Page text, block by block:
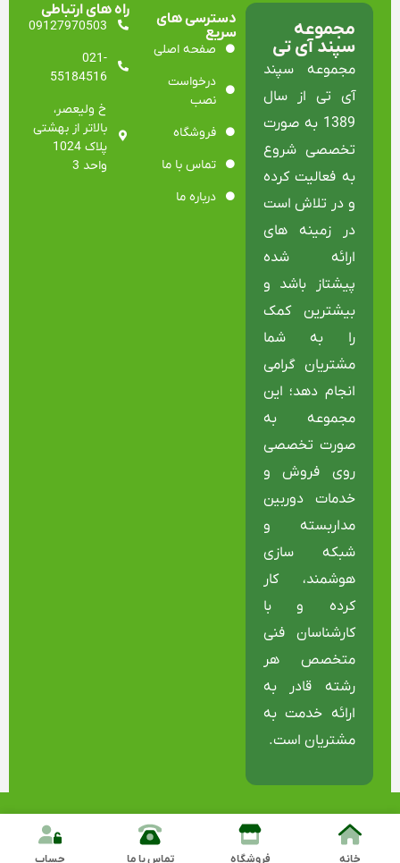
خانه فروشگاه تماس با ما حساب
مجموعه
سپند آی تی
مجموعه سپند
آی تی از سال
1389 به صورت
تخصصی شروع
به فعالیت کرده
و در تلاش است
در زمینه های
ارائه شده
پیشتاز باشد و
بیشترین کمک
را به شما
مشتریان گرامی
انجام دهد؛ این
مجموعه به
صورت تخصصی
روی فروش و
خدمات دوربین
مداربسته و
شبکه سازی
هوشمند، کار
کرده و با
کارشناسان فنی
متخصص هر
رشته قادر به
ارائه خدمت به
مشتریان است.
دسترسی های
سریع
صفحه اصلی
درخواست
نصب
فروشگاه
تماس با ما
درباره ما
راه های ارتباطی
09127970503
021-
55184516
خ ولیعصر،
بالاتر از بهشتی
پلاک 1024
واحد 3
طراحی و توسعه توسط شرکت مهندسی